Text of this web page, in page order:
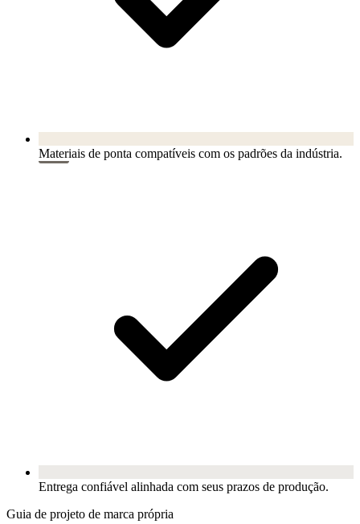
Materiais de ponta compatíveis com os padrões da indústria.
Entrega confiável alinhada com seus prazos de produção.
Guia de projeto de marca própria